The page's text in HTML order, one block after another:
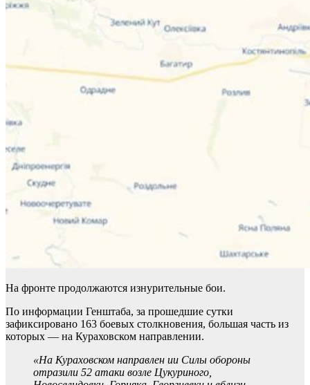
На фронте продолжаются изнурительные бои.
По информации Генштаба, за прошедшие сутки
зафиксировано 163 боевых столкновения, большая часть из
которых — на Кураховском направлении.
«На Кураховском направлен ии Силы обороны
отразили 52 атаки возле Цукуриного,